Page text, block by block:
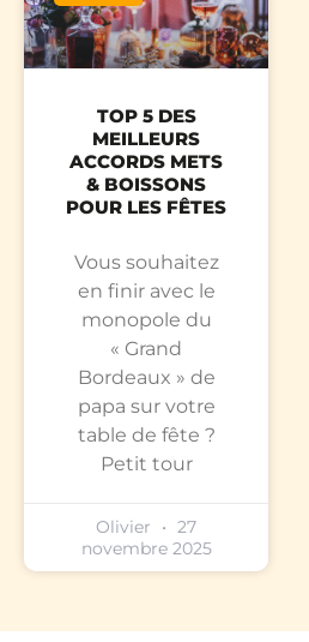
TOP 5 DES
MEILLEURS
ACCORDS METS
& BOISSONS
POUR LES FÊTES
Vous souhaitez
en finir avec le
monopole du
« Grand
Bordeaux » de
papa sur votre
table de fête ?
Petit tour
Olivier
27
novembre 2025